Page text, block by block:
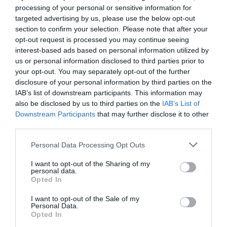
processing of your personal or sensitive information for
targeted advertising by us, please use the below opt-out
section to confirm your selection. Please note that after your
opt-out request is processed you may continue seeing
interest-based ads based on personal information utilized by
us or personal information disclosed to third parties prior to
your opt-out. You may separately opt-out of the further
disclosure of your personal information by third parties on the
IAB’s list of downstream participants. This information may
also be disclosed by us to third parties on the IAB’s List of
Downstream Participants that may further disclose it to other
Personal Data Processing Opt Outs
I want to opt-out of the Sharing of my
personal data.
Opted In
I want to opt-out of the Sale of my
Personal Data.
Opted In
parte fija baja que se actualiza con el IPC, otra en
función de los resultados y una tercera cuando la
caja supera unos límites conservadores. "La
familia debe encontrarse a gusto con la política de
aplicación de resultados."
En los años 90 se rechazaron ofertas de compra
indecentes, ya que la familia estaba muy unida y
En la oficina familiar trabajan ocho personas, que
realizan tareas de gestoría para la familia y de
administración del patrimonio externalizado. Se
ha acabado creando una
(Bota 2004) con